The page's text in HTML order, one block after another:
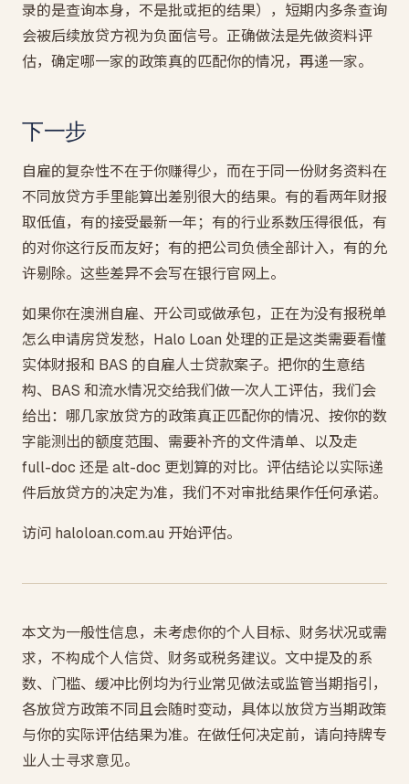
录的是查询本身，不是批或拒的结果），短期内多条查询
会被后续放贷方视为负面信号。正确做法是先做资料评
估，确定哪一家的政策真的匹配你的情况，再递一家。
下一步
自雇的复杂性不在于你赚得少，而在于同一份财务资料在
不同放贷方手里能算出差别很大的结果。有的看两年财报
取低值，有的接受最新一年；有的行业系数压得很低，有
的对你这行反而友好；有的把公司负债全部计入，有的允
许剔除。这些差异不会写在银行官网上。
如果你在澳洲自雇、开公司或做承包，正在为没有报税单
怎么申请房贷发愁，Halo Loan 处理的正是这类需要看懂
实体财报和 BAS 的自雇人士贷款案子。把你的生意结
构、BAS 和流水情况交给我们做一次人工评估，我们会
给出：哪几家放贷方的政策真正匹配你的情况、按你的数
字能测出的额度范围、需要补齐的文件清单、以及走
full-doc 还是 alt-doc 更划算的对比。评估结论以实际递
件后放贷方的决定为准，我们不对审批结果作任何承诺。
访问 haloloan.com.au 开始评估。
本文为一般性信息，未考虑你的个人目标、财务状况或需
求，不构成个人信贷、财务或税务建议。文中提及的系
数、门槛、缓冲比例均为行业常见做法或监管当期指引，
各放贷方政策不同且会随时变动，具体以放贷方当期政策
与你的实际评估结果为准。在做任何决定前，请向持牌专
业人士寻求意见。